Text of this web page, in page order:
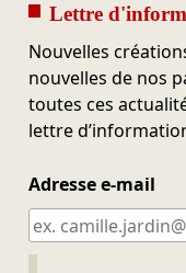
Lettre
Nouvelles
nouvelles de nos
toutes ces
lettre
Adresse e-mail